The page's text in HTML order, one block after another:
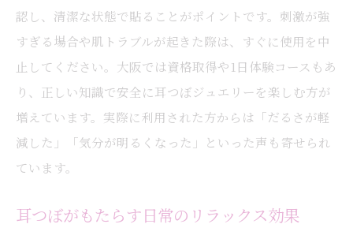
認し、清潔な状態で貼ることがポイントです。刺激が強
すぎる場合や肌トラブルが起きた際は、すぐに使用を中
止してください。大阪では資格取得や1日体験コースもあ
り、正しい知識で安全に耳つぼジュエリーを楽しむ方が
増えています。実際に利用された方からは「だるさが軽
減した」「気分が明るくなった」といった声も寄せられ
ています。
耳つぼがもたらす日常のリラックス効果